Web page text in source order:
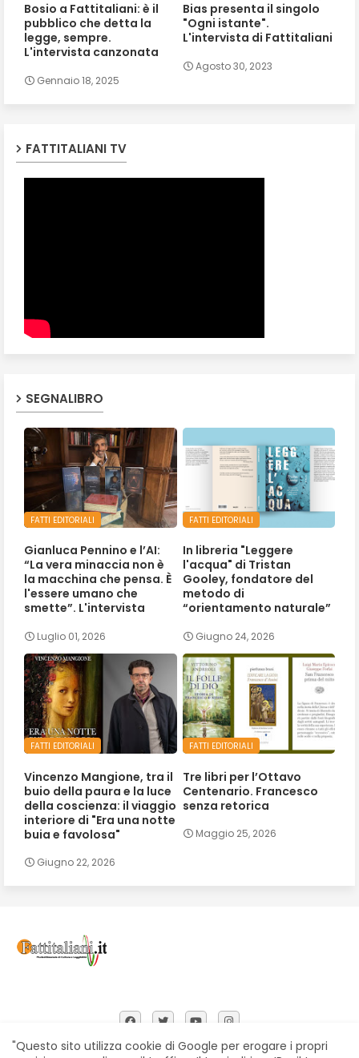
Bosio a Fattitaliani: è il
pubblico che detta la
legge, sempre.
L'intervista canzonata
Gennaio 18, 2025
Bias presenta il singolo
"Ogni istante".
L'intervista di Fattitaliani
Agosto 30, 2023
FATTITALIANI TV
SEGNALIBRO
FATTI EDITORIALI
Gianluca Pennino e l’AI:
“La vera minaccia non è
la macchina che pensa. È
l'essere umano che
smette”. L'intervista
Luglio 01, 2026
FATTI EDITORIALI
In libreria "Leggere
l'acqua" di Tristan
Gooley, fondatore del
metodo di
“orientamento naturale”
Giugno 24, 2026
FATTI EDITORIALI
Vincenzo Mangione, tra il
buio della paura e la luce
della coscienza: il viaggio
interiore di "Era una notte
buia e favolosa"
Giugno 22, 2026
FATTI EDITORIALI
Tre libri per l’Ottavo
Centenario. Francesco
senza retorica
Maggio 25, 2026
"Questo sito utilizza cookie di Google per erogare i propri